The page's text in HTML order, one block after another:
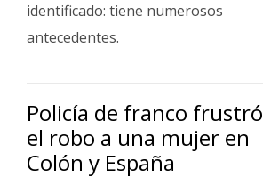
identificado: tiene numerosos
antecedentes.
Policía de franco frustró
el robo a una mujer en
Colón y España